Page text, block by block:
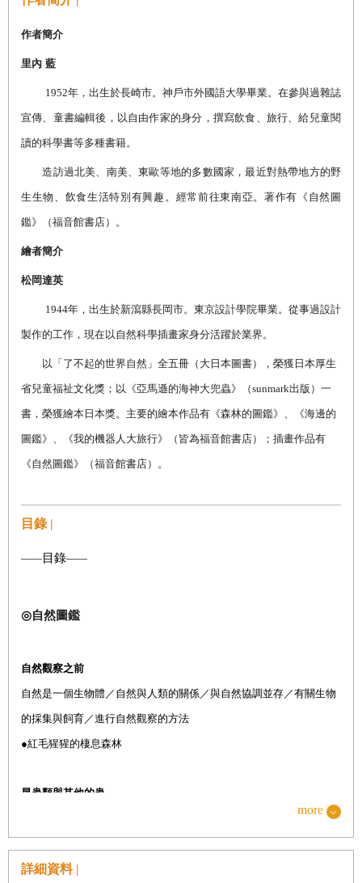
作者簡介
里內 藍
1952年，出生於長崎市。神戶市外國語大學畢業。在參與過雜誌
宣傳、童書編輯後，以自由作家的身分，撰寫飲食、旅行、給兒童閱
讀的科學書等多種書籍。
造訪過北美、南美、東歐等地的多數國家，最近對熱帶地方的野
生生物、飲食生活特別有興趣。經常前往東南亞。著作有《自然圖
鑑》（福音館書店）。
繪者簡介
松岡達英
1944年，出生於新瀉縣長岡市。東京設計學院畢業。從事過設計
製作的工作，現在以自然科學插畫家身分活躍於業界。
以「了不起的世界自然」全五冊（大日本圖書），榮獲日本厚生
省兒童福祉文化獎；以《亞馬遜的海神大兜蟲》（sunmark出版）一
書，榮獲繪本日本獎。主要的繪本作品有《森林的圖鑑》、《海邊的
圖鑑》、《我的機器人大旅行》（皆為福音館書店）；插畫作品有
《自然圖鑑》（福音館書店）。
目錄 |
—— 目錄——
◎自然圖鑑
自然觀察之前
自然是一個生物體／自然與人類的關係／與自然協調並存／有關生物
的採集與飼育／進行自然觀察的方法
●紅毛猩猩的棲息森林
昆蟲類與其他的蟲
觀察時的用具與服裝／觀察昆蟲的注意事項／尋找身邊的昆蟲吧／觀
——採集並就近觀察吧／螞蟻
more
詳細資料 |